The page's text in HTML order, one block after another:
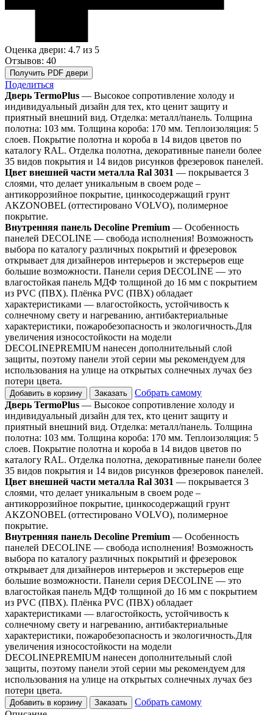
Оценка двери: 4.7 из 5
Отзывов: 40
Получить PDF двери
Поделиться
Дверь TermoPlus — Высокое сопротивление холоду и
индивидуальный дизайн для тех, кто ценит защиту и
приятный внешний вид. Отделка: металл/панель. Толщина
полотна: 103 мм. Толщина короба: 170 мм. Теплоизоляция: 5
слоев. Покрытие полотна и короба в 14 видов цветов по
каталогу RAL. Отделка полотна, декоративные панели более
35 видов покрытия и 14 видов рисунков фрезеровок панелей.
Цвет внешней части металла Ral 3031 — покрывается 3
слоями, что делает уникальным в своем роде –
антикоррозийное покрытие, цинкосодержащий грунт
AKZONOBEL (оттестировано VOLVO), полимерное
покрытие.
Внутренняя панель Decoline Premium — Особенность
панелей DECOLINE — свобода исполнения! Возможность
выбора по каталогу различных покрытий и фрезеровок
открывает для дизайнеров интерьеров и экстерьеров еще
большие возможности. Панели серия DECOLINE — это
влагостойкая панель МДФ толщиной до 16 мм с покрытием
из PVC (ПВХ). Плёнка PVC (ПВХ) обладает
характеристиками — влагостойкость, устойчивость к
солнечному свету и нагреванию, антибактериальные
характеристики, пожаробезопасность и экологичность.Для
увеличения износостойкости на модели
DECOLINEPREMIUM нанесен дополнительный слой
защиты, поэтому панели этой серии мы рекомендуем для
использования на улице на открытых солнечных лучах без
потери цвета.
Добавить в корзину Заказать
Собрать самому
Дверь TermoPlus — Высокое сопротивление холоду и
индивидуальный дизайн для тех, кто ценит защиту и
приятный внешний вид. Отделка: металл/панель. Толщина
полотна: 103 мм. Толщина короба: 170 мм. Теплоизоляция: 5
слоев. Покрытие полотна и короба в 14 видов цветов по
каталогу RAL. Отделка полотна, декоративные панели более
35 видов покрытия и 14 видов рисунков фрезеровок панелей.
Цвет внешней части металла Ral 3031 — покрывается 3
слоями, что делает уникальным в своем роде –
антикоррозийное покрытие, цинкосодержащий грунт
AKZONOBEL (оттестировано VOLVO), полимерное
покрытие.
Внутренняя панель Decoline Premium — Особенность
панелей DECOLINE — свобода исполнения! Возможность
выбора по каталогу различных покрытий и фрезеровок
открывает для дизайнеров интерьеров и экстерьеров еще
большие возможности. Панели серия DECOLINE — это
влагостойкая панель МДФ толщиной до 16 мм с покрытием
из PVC (ПВХ). Плёнка PVC (ПВХ) обладает
характеристиками — влагостойкость, устойчивость к
солнечному свету и нагреванию, антибактериальные
характеристики, пожаробезопасность и экологичность.Для
увеличения износостойкости на модели
DECOLINEPREMIUM нанесен дополнительный слой
защиты, поэтому панели этой серии мы рекомендуем для
использования на улице на открытых солнечных лучах без
потери цвета.
Добавить в корзину Заказать
Собрать самому